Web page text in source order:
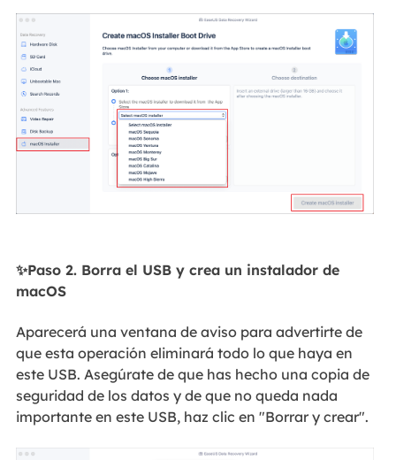
✨Paso 2. Borra el USB y crea un instalador de
macOS
Aparecerá una ventana de aviso para advertirte de
que esta operación eliminará todo lo que haya en
este USB. Asegúrate de que has hecho una copia de
seguridad de los datos y de que no queda nada
importante en este USB, haz clic en "Borrar y crear".